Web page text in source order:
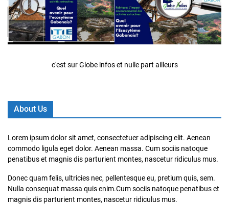
c'est sur Globe infos et nulle part ailleurs
About Us
Lorem ipsum dolor sit amet, consectetuer adipiscing elit. Aenean
commodo ligula eget dolor. Aenean massa. Cum sociis natoque
penatibus et magnis dis parturient montes, nascetur ridiculus mus.
Donec quam felis, ultricies nec, pellentesque eu, pretium quis, sem.
Nulla consequat massa quis enim.Cum sociis natoque penatibus et
magnis dis parturient montes, nascetur ridiculus mus.